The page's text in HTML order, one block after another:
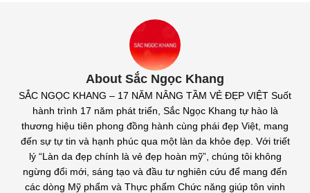
About Sắc Ngọc Khang
SẮC NGỌC KHANG – 17 NĂM NÂNG TẦM VẺ ĐẸP VIỆT Suốt
hành trình 17 năm phát triển, Sắc Ngọc Khang tự hào là
thương hiệu tiên phong đồng hành cùng phái đẹp Việt, mang
đến sự tự tin và hạnh phúc qua một làn da khỏe đẹp. Với triết
lý “Làn da đẹp chính là vẻ đẹp hoàn mỹ”, chúng tôi không
ngừng đổi mới, sáng tạo và đầu tư nghiên cứu để mang đến
các dòng Mỹ phẩm và Thực phẩm Chức năng giúp tôn vinh